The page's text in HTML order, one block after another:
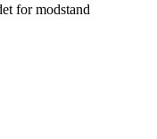
for modstand